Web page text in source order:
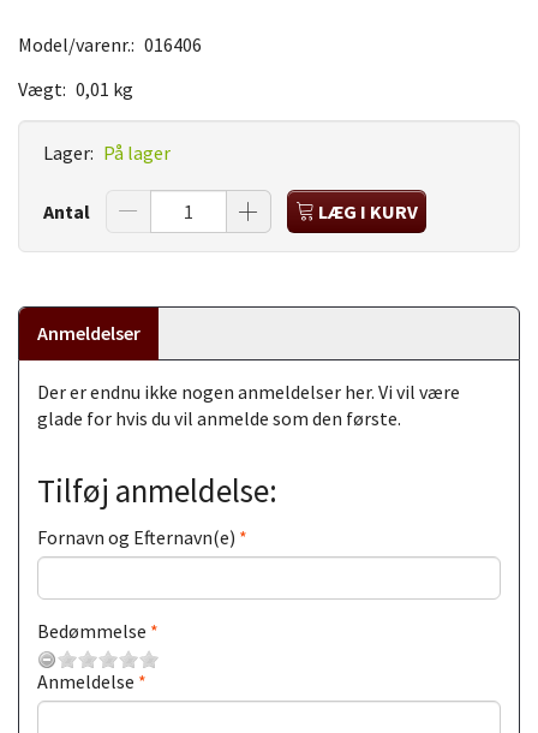
Model/varenr.: 016406
Vægt: 0,01 kg
Lager: På lager
Antal LÆG I KURV
Anmeldelser
Der er endnu ikke nogen anmeldelser her. Vi vil være
glade for hvis du vil anmelde som den første.
Tilføj anmeldelse:
Fornavn og Efternavn(e)
Bedømmelse
Anmeldelse